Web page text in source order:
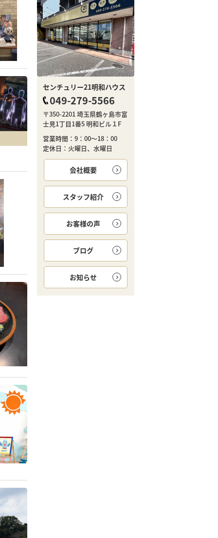
センチュリー21明和ハウス
049-279-5566
〒350-2201 埼玉県鶴ヶ島市富
士見1丁目1番5 明和ビル１F
営業時間：9：00～18：00
定休日：火曜日、水曜日
会社概要
スタッフ紹介
お客様の声
ブログ
お知らせ